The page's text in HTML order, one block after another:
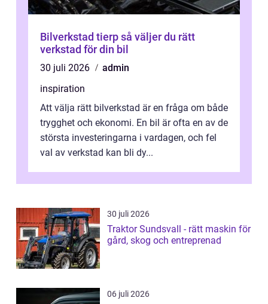
Bilverkstad tierp så väljer du rätt
verkstad för din bil
30 juli 2026
admin
inspiration
Att välja rätt bilverkstad är en fråga om både
trygghet och ekonomi. En bil är ofta en av de
största investeringarna i vardagen, och fel
val av verkstad kan bli dy...
30 juli 2026
Traktor Sundsvall - rätt maskin för
gård, skog och entreprenad
06 juli 2026